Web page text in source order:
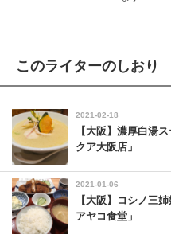
このライターのしおり
2021-02-18
【大阪】濃厚白湯
クア大阪店」
2021-01-06
【大阪】コシノ三
アヤコ食堂」